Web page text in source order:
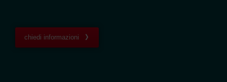
chiedi informazioni